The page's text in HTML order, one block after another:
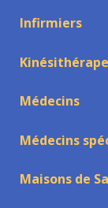
Infirmiers
Médecins
Médecins
Maisons de